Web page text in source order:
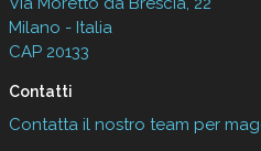
Milano - Italia
CAP 20133
Contatti
Contatta il nostro team per